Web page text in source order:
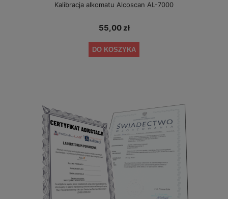
Kalibracja alkomatu Alcoscan AL-7000
55,00 zł
DO KOSZYKA